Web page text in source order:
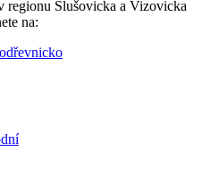
regionu Slušovicka a Vizovicka
na: